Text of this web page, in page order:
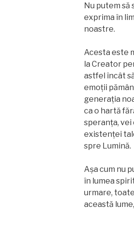
Nu putem să
exprima în
noastre.
Acesta este
la Creator
astfel încât
emoții
generația
ca o hartă
speranța, vei
existenței
spre Lumină.
Așa cum nu
în lumea
urmare,
această